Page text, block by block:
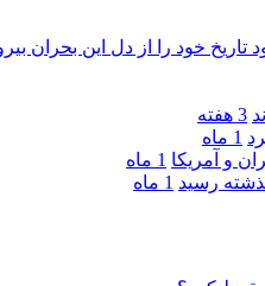
تاریخ خود را از دل این بحران
3 هفته
1 ماه
و آمریکا 1 ماه
1 ماه